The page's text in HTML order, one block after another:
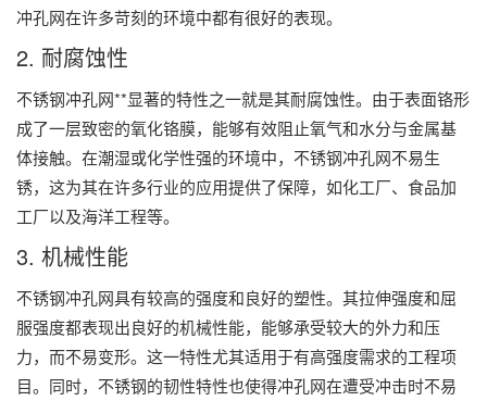
冲孔网在许多苛刻的环境中都有很好的表现。
2. 耐腐蚀性
不锈钢冲孔网**显著的特性之一就是其耐腐蚀性。由于表面铬形
成了一层致密的氧化铬膜，能够有效阻止氧气和水分与金属基
体接触。在潮湿或化学性强的环境中，不锈钢冲孔网不易生
锈，这为其在许多行业的应用提供了保障，如化工厂、食品加
工厂以及海洋工程等。
3. 机械性能
不锈钢冲孔网具有较高的强度和良好的塑性。其拉伸强度和屈
服强度都表现出良好的机械性能，能够承受较大的外力和压
力，而不易变形。这一特性尤其适用于有高强度需求的工程项
目。同时，不锈钢的韧性特性也使得冲孔网在遭受冲击时不易